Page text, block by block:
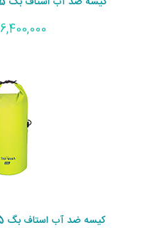
6,400,000 تومان
کیسه ضد آب استاف بگ 15 لیتری تاتونکا لیمویی